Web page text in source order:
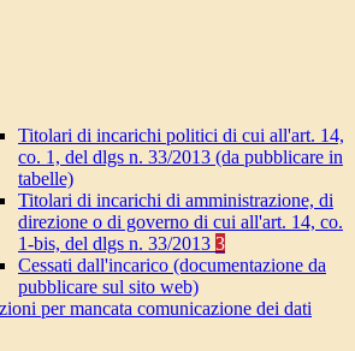
Titolari di incarichi politici di cui all'art. 14,
co. 1, del dlgs n. 33/2013 (da pubblicare in
tabelle)
Titolari di incarichi di amministrazione, di
direzione o di governo di cui all'art. 14, co.
1-bis, del dlgs n. 33/2013 3
Cessati dall'incarico (documentazione da
pubblicare sul sito web)
per mancata comunicazione dei dati